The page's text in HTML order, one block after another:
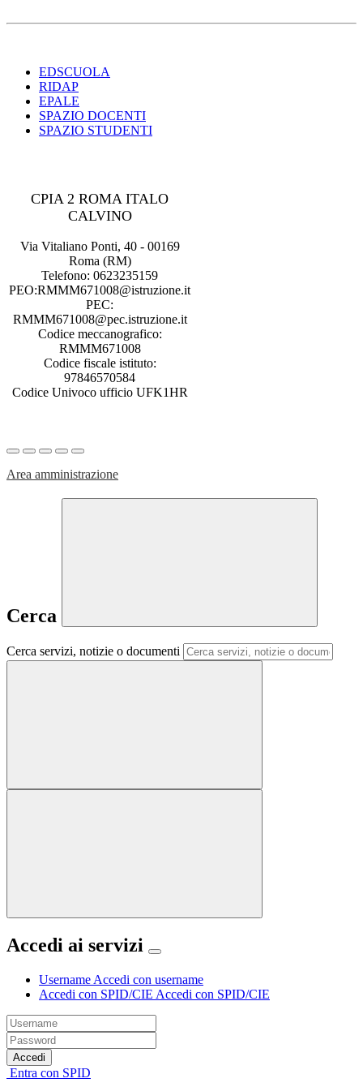
EDSCUOLA
RIDAP
EPALE
SPAZIO DOCENTI
SPAZIO STUDENTI
CPIA 2 ROMA ITALO
CALVINO
Via Vitaliano Ponti, 40 - 00169
Roma (RM)
Telefono: 0623235159
PEO:RMMM671008@istruzione.it
PEC:
RMMM671008@pec.istruzione.it
Codice meccanografico:
RMMM671008
Codice fiscale istituto:
97846570584
Codice Univoco ufficio UFK1HR
Area amministrazione
Cerca
Cerca servizi, notizie o documenti
Accedi ai servizi
Username Accedi con username
Accedi con SPID/CIE Accedi con SPID/CIE
Accedi
Entra con SPID